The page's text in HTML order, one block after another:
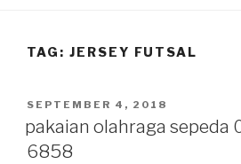
TAG: JERSEY FUTSAL
POSTED
SEPTEMBER 4, 2018
pakaian olahraga sepeda
6858